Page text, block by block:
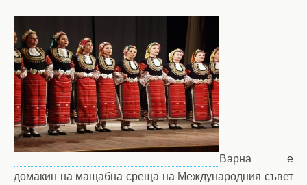
Варна е
домакин на мащабна среща на Международния съвет